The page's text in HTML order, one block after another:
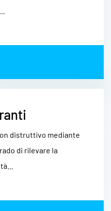
distruttivo mediante
di rilevare la